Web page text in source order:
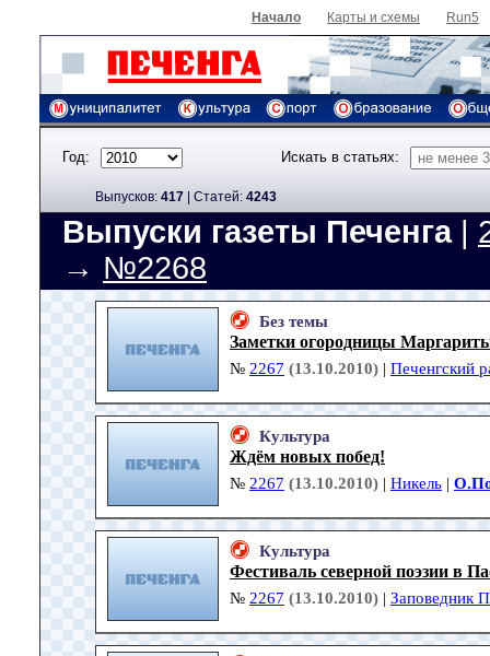
Начало Карты и схемы Run5
Год: Искать в статьях:
Выпусков: 417 | Cтатей: 4243
Выпуски газеты Печенга|
→ №2268
Без темы
Заметки огородницы
№ 2267 (13.10.2010) | Печенгский
Культура
Ждём новых побед!
№ 2267 (13.10.2010) | Никель |
Культура
Фестиваль северной поэзии в
№ 2267 (13.10.2010) | Заповедник